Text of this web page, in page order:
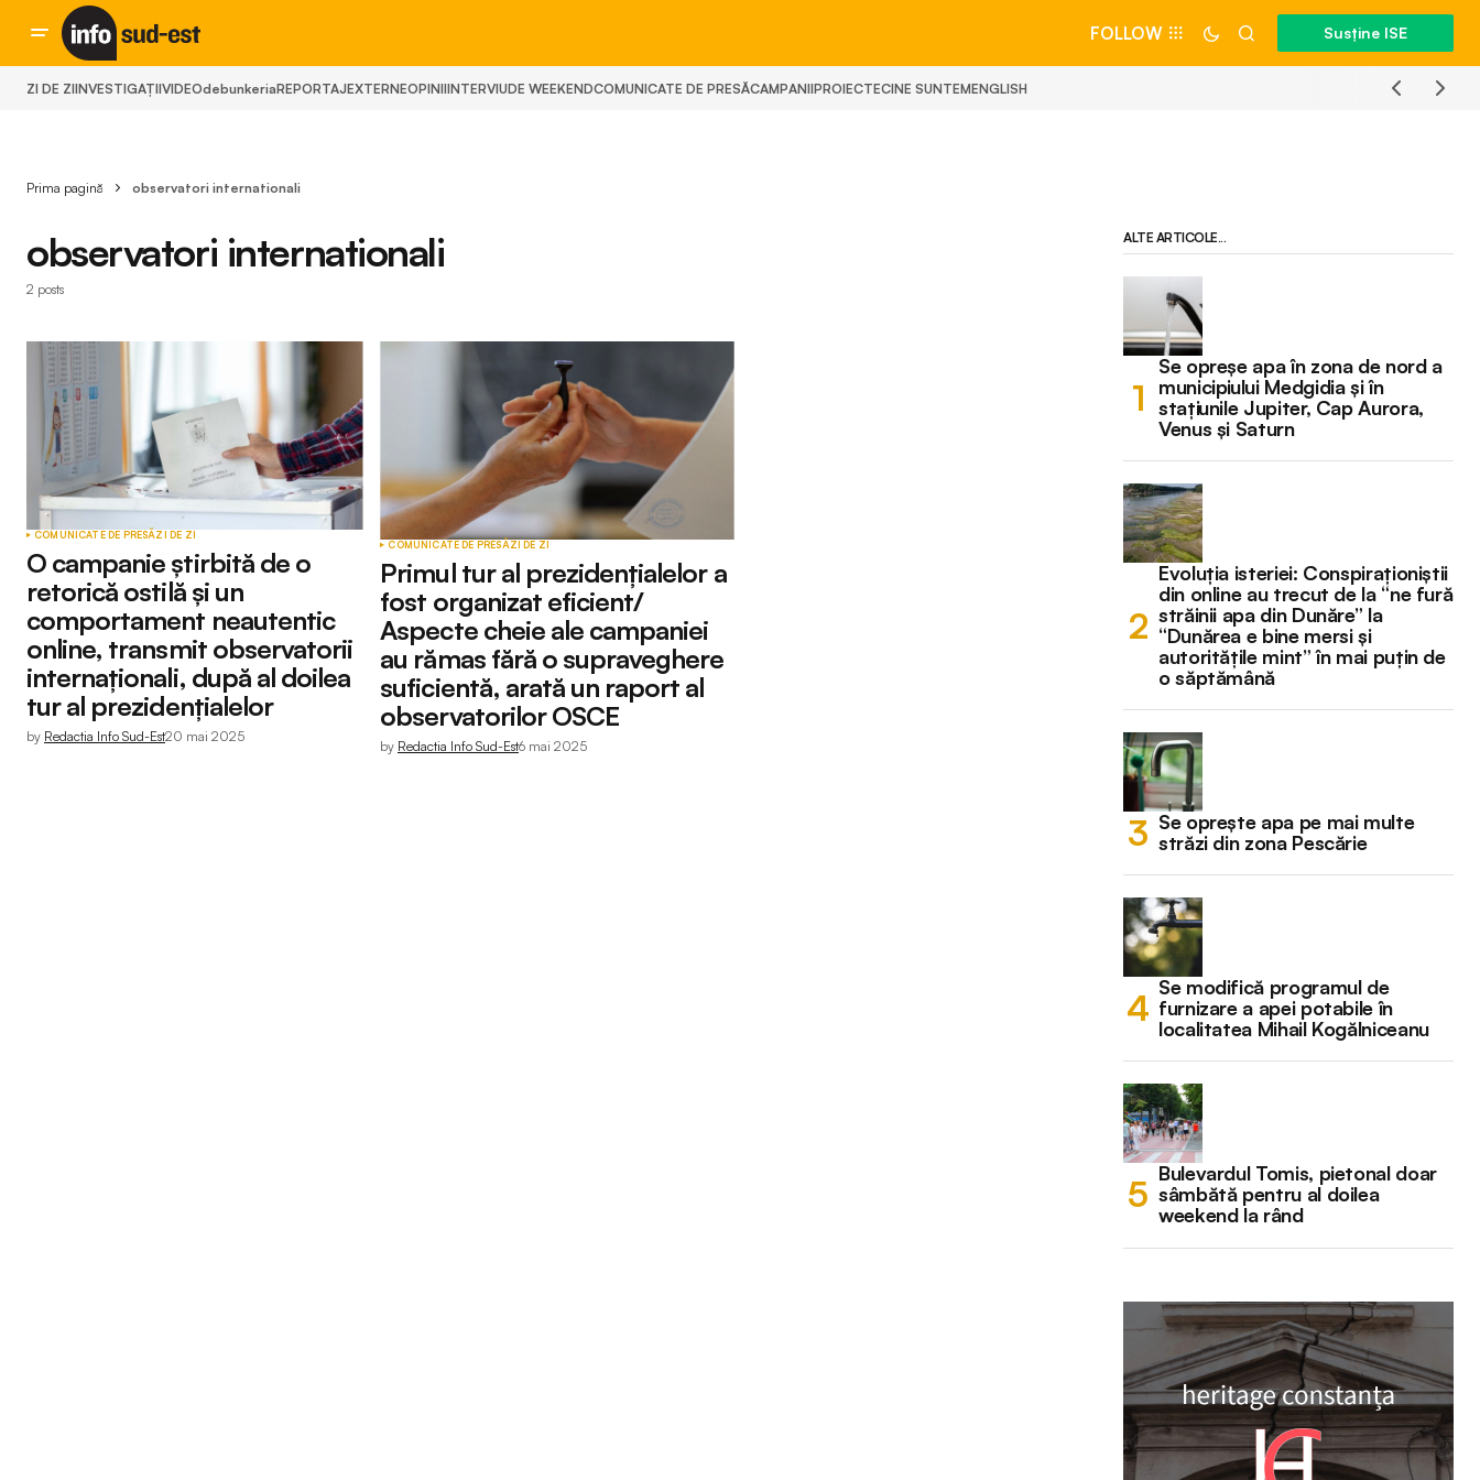
FOLLOW Susține ISE
ZI DE ZIINVESTIGAȚIIVIDEOdebunkeriaREPORTAJEXTERNEOPINIIINTERVIUDE WEEKENDCOMUNICATE DE PRESĂCAMPANIIPROIECTECINE SUNTEMENGLISH
Prima pagină observatori internationali
observatori internationali
2 posts
COMUNICATE DE PRESĂZI DE ZI
O campanie știrbită de o
retorică ostilă și un
comportament neautentic
online, transmit observatorii
internaționali, după al doilea
tur al prezidențialelor
by Redactia Info Sud-Est20 mai 2025
COMUNICATE DE PRESĂZI DE ZI
Primul tur al prezidențialelor a
fost organizat eficient/
Aspecte cheie ale campaniei
au rămas fără o supraveghere
suficientă, arată un raport al
observatorilor OSCE
by Redactia Info Sud-Est6 mai 2025
ALTE ARTICOLE...
Se opreșe apa în zona de nord a
municipiului Medgidia și în
stațiunile Jupiter, Cap Aurora,
Venus și Saturn
Evoluția isteriei: Conspiraționiștii
din online au trecut de la “ne fură
străinii apa din Dunăre” la
“Dunărea e bine mersi și
autoritățile mint” în mai puțin de
o săptămână
Se oprește apa pe mai multe
străzi din zona Pescărie
Se modifică programul de
furnizare a apei potabile în
localitatea Mihail Kogălniceanu
Bulevardul Tomis, pietonal doar
sâmbătă pentru al doilea
weekend la rând